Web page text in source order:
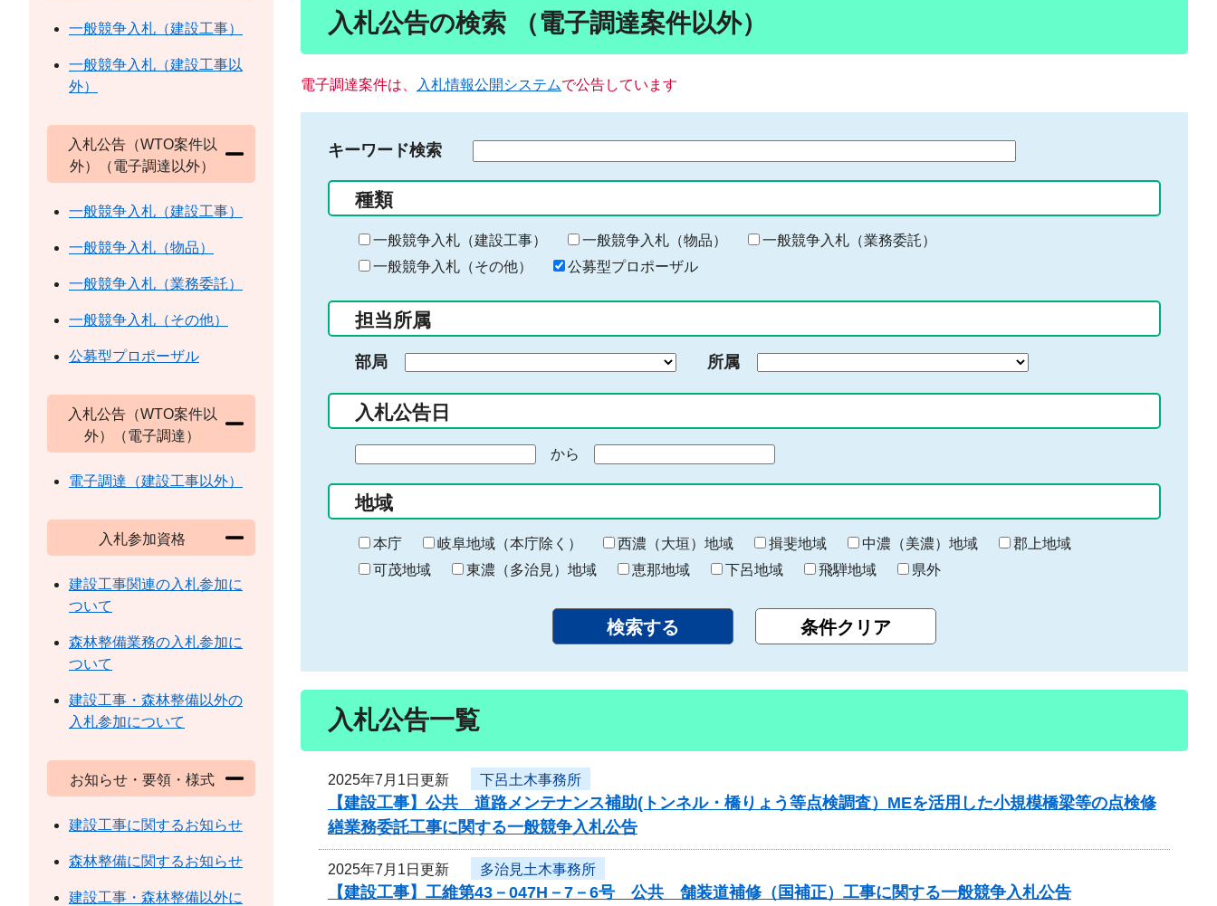
入札公告の検索 （電子調達案件以外）
電子調達案件は、 入札情報公開システムで公告しています
キーワード検索
る
キ
ー
ー
入
力
種類
一般競争入札（建設工事） 一般競争入札（物品）
一般競争入札（業務委託）
一般競争入札（その他）
公募型プロポーザル
担当所属
部局 所属
入札公告日
の
始
ま
り
から
終
わ
り
地域
本庁 岐阜地域（本庁除く） 西濃（大垣）地域 揖斐地域 中濃（美濃）地域
郡上地域
可茂地域
東濃（多治見）地域 恵那地域 下呂地域 飛騨地域 県外
入札公告一覧
2025年7月1日更新 下呂土木事務所
【建設工事】公共 道路メンテナンス補助(トンネル・橋りょう等点検調査）MEを活用した小規模橋梁等の点検修
繕業務委託工事に関する一般競争入札公告
2025年7月1日更新 多治見土木事務所
【建設工事】工維第43－047H－7－6号 公共 舗装道補修（国補正）工事に関する一般競争入札公告
一般競争入札（建設工事）
一般競争入札（建設工事以
外）
入札公告（WTO案件以
外）（電子調達以外）
一般競争入札（建設工事）
一般競争入札（物品）
一般競争入札（業務委託）
一般競争入札（その他）
公募型プロポーザル
入札公告（WTO案件以
外）（電子調達）
電子調達（建設工事以外）
入札参加資格
建設工事関連の入札参加に
ついて
森林整備業務の入札参加に
ついて
建設工事・森林整備以外の
入札参加について
お知らせ・要領・様式
建設工事に関するお知らせ
森林整備に関するお知らせ
建設工事・森林整備以外に